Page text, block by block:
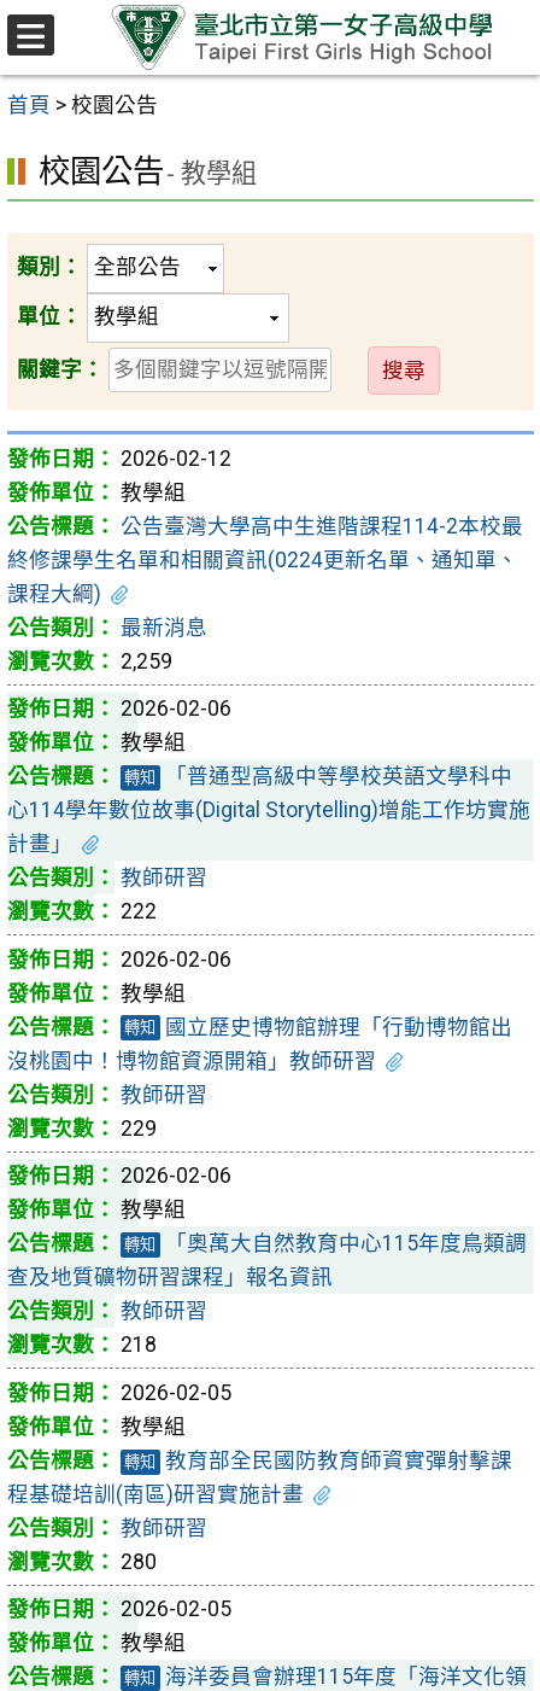
跳至主要內容區
首頁 > 校園公告
校園公告- 教學組
類別：
單位：
關鍵字：
送
出
2026-02-12
教學組
公告臺灣大學高中生進階課程114-2本校最
終修課學生名單和相關資訊(0224更新名單、通知單、
課程大綱)
最新消息
2,259
2026-02-06
教學組
轉知
「普通型高級中等學校英語文學科中
心114學年數位故事(Digital Storytelling)增能工作坊實施
計畫」
教師研習
222
2026-02-06
教學組
轉知
國立歷史博物館辦理「行動博物館出
沒桃園中！博物館資源開箱」教師研習
教師研習
229
2026-02-06
教學組
轉知
「奧萬大自然教育中心115年度鳥類調
查及地質礦物研習課程」報名資訊
教師研習
218
2026-02-05
教學組
轉知
教育部全民國防教育師資實彈射擊課
程基礎培訓(南區)研習實施計畫
教師研習
280
2026-02-05
教學組
轉知
海洋委員會辦理115年度「海洋文化領
選
單